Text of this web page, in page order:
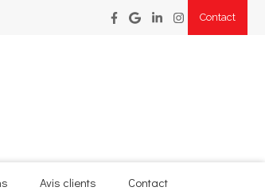
Contact
Avis clients Contact